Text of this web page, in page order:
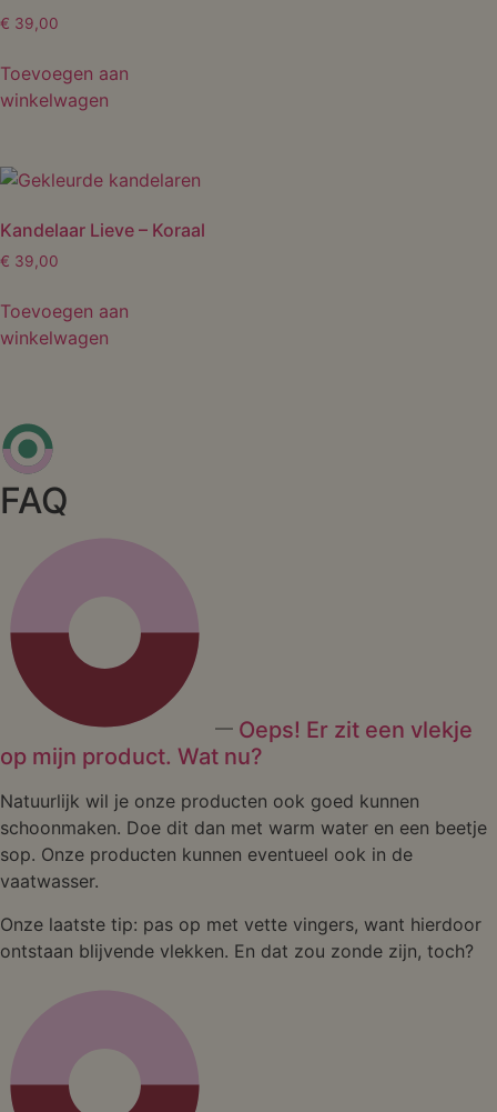
€ 39,00
Toevoegen aan
winkelwagen
Kandelaar Lieve – Koraal
€ 39,00
Toevoegen aan
winkelwagen
FAQ
Oeps! Er zit een vlekje
op mijn product. Wat nu?
Natuurlijk wil je onze producten ook goed kunnen
schoonmaken. Doe dit dan met warm water en een beetje
sop. Onze producten kunnen eventueel ook in de
vaatwasser.
Onze laatste tip: pas op met vette vingers, want hierdoor
ontstaan blijvende vlekken. En dat zou zonde zijn, toch?